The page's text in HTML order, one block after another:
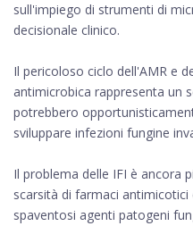
sull'impiego di strumenti di
decisionale clinico.
Il pericoloso ciclo dell'AMR e
antimicrobica rappresenta un
potrebbero
sviluppare infezioni fungine
Il problema delle IFI è ancora
scarsità di farmaci
spaventosi agenti patogeni